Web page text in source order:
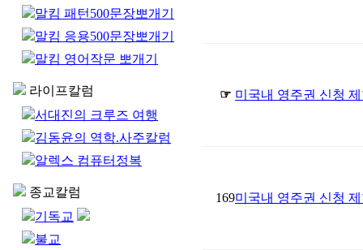
말킴 패턴500문장뽀개기
말킴 응용500문장뽀개기
말킴 영어작문 뽀개기
라이프칼럼
서대진의 크루즈 여행
김동윤의 역학.사주칼럼
알렉스 컴퓨터정복
종교칼럼
기독교
불교
☞ 미국내 영주권 신청
169미국내 영주권 신청